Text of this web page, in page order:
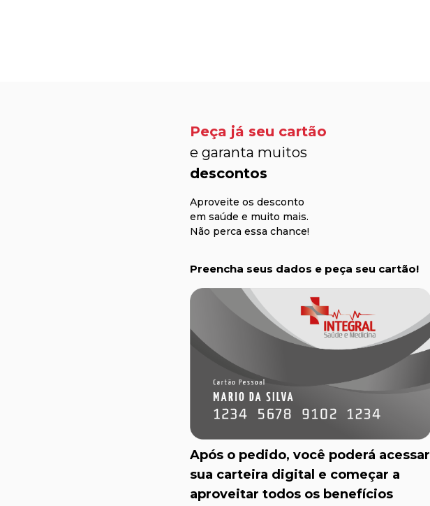
Peça já seu cartão
e garanta muitos
descontos
Aproveite os desconto
em saúde e muito mais.
Não perca essa chance!
Preencha seus dados e peça seu cartão!
Após o pedido, você poderá acessar
sua carteira digital e começar a
aproveitar todos os benefícios